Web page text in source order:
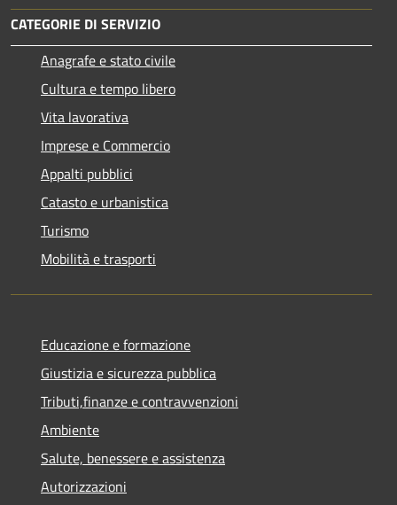
CATEGORIE DI SERVIZIO
Anagrafe e stato civile
Cultura e tempo libero
Vita lavorativa
Imprese e Commercio
Appalti pubblici
Catasto e urbanistica
Turismo
Mobilità e trasporti
Educazione e formazione
Giustizia e sicurezza pubblica
Tributi,finanze e contravvenzioni
Ambiente
Salute, benessere e assistenza
Autorizzazioni